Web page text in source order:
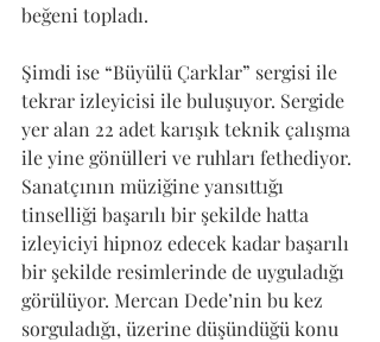
beğeni topladı.
Şimdi ise “Büyülü Çarklar” sergisi ile
tekrar izleyicisi ile buluşuyor. Sergide
yer alan 22 adet karışık teknik çalışma
ile yine gönülleri ve ruhları fethediyor.
Sanatçının müziğine yansıttığı
tinselliği başarılı bir şekilde hatta
izleyiciyi hipnoz edecek kadar başarılı
bir şekilde resimlerinde de uyguladığı
görülüyor. Mercan Dede’nin bu kez
sorguladığı, üzerine düşündüğü konu